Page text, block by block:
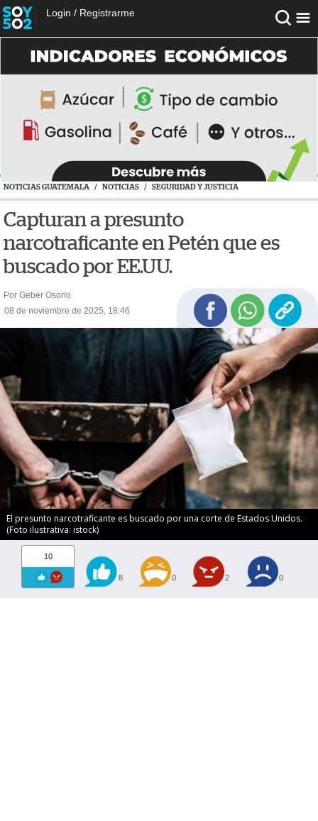
Login / Registrarme
NOTICIAS GUATEMALA / NOTICIAS / SEGURIDAD Y JUSTICIA
Capturan a presunto
narcotraficante en Petén que es
buscado por EE.UU.
Por Geber Osorio
08 de noviembre de 2025, 18:46
El presunto narcotraficante es buscado por una corte de Estados Unidos.
(Foto ilustrativa: istock)
10
8 0 2 0